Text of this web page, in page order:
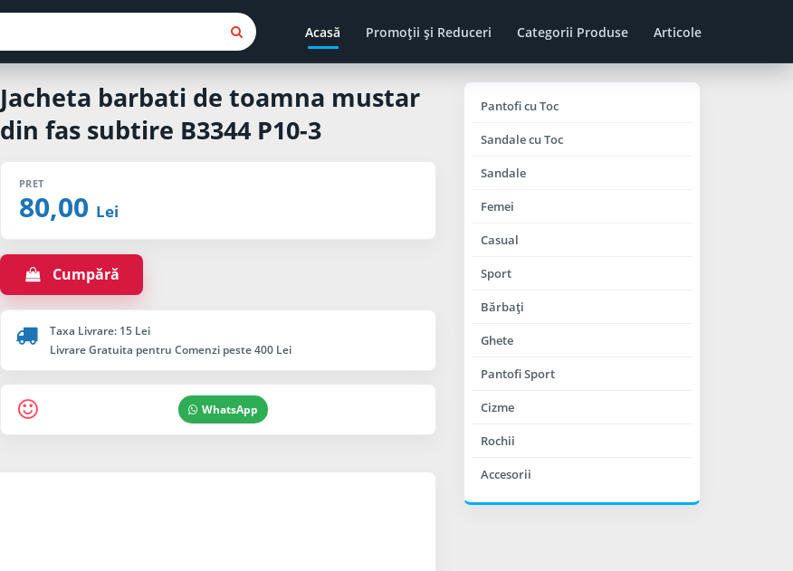
Acasă Promoţii şi Reduceri Categorii Produse Articole
Jacheta barbati de toamna mustar
din fas subtire B3344 P10-3
PRET
80,00 Lei
Cumpără
Taxa Livrare: 15 Lei
Livrare Gratuita pentru Comenzi peste 400 Lei
WhatsApp
Pantofi cu Toc
Sandale cu Toc
Sandale
Femei
Casual
Sport
Bărbaţi
Ghete
Pantofi Sport
Cizme
Rochii
Accesorii